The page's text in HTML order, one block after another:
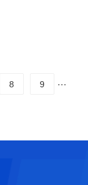
8 9 ···